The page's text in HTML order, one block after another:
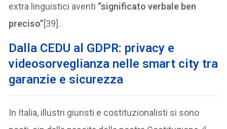
extra linguistici aventi “significato verbale ben
preciso”[39].
Dalla CEDU al GDPR: privacy e
videosorveglianza nelle smart city tra
garanzie e sicurezza
In Italia, illustri giuristi e costituzionalisti si sono